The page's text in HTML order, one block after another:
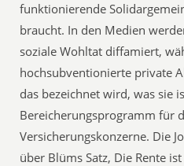
funktionierende
braucht. In den Medien
soziale Wohltat diffamiert,
hochsubventionierte private
das bezeichnet wird, was sie
Bereicherungsprogramm für
Versicherungskonzerne. Die
über Blüms Satz, Die Rente